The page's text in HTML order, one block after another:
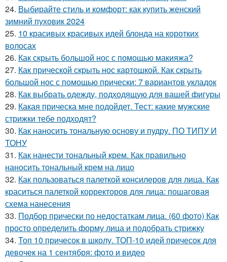
24. Выбирайте стиль и комфорт: как купить женский
зимний пуховик 2024
25. 10 красивых красивых идей блонда на коротких
волосах
26. Как скрыть большой нос с помощью макияжа?
27. Как прической скрыть нос картошкой. Как скрыть
большой нос с помощью прически: 7 вариантов укладок
28. Как выбрать одежду, подходящую для вашей фигуры
29. Какая прическа мне подойдет. Тест: какие мужские
стрижки тебе подходят?
30. Как наносить тональную основу и пудру. ПО ТИПУ И
ТОНУ
31. Как нанести тональный крем. Как правильно
наносить тональный крем на лицо
32. Как пользоваться палеткой консилеров для лица. Как
краситься палеткой корректоров для лица: пошаговая
схема нанесения
33. Подбор прически по недостаткам лица. (60 фото) Как
просто определить форму лица и подобрать стрижку
34. Топ 10 причесок в школу. ТОП-10 идей причесок для
девочек на 1 сентября: фото и видео